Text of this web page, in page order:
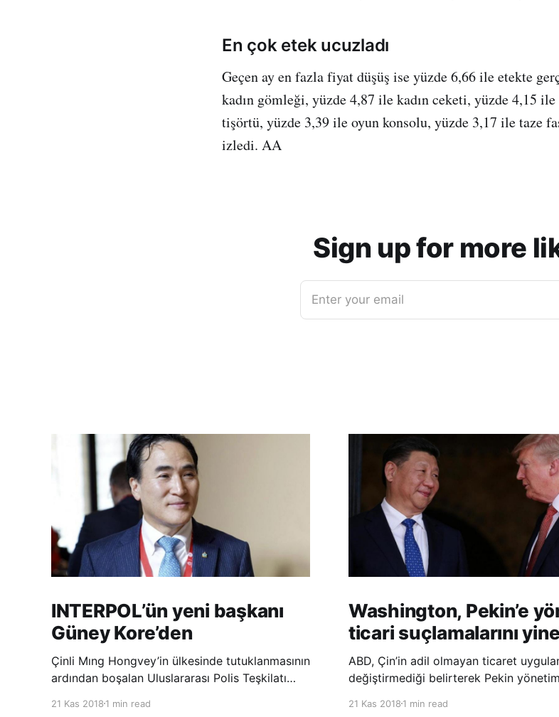
En çok etek ucuzladı
Geçen ay en fazla fiyat düşüş ise yüzde 6,66 ile etekte
kadın gömleği, yüzde 4,87 ile kadın ceketi, yüzde 4,15
tişörtü, yüzde 3,39 ile oyun konsolu, yüzde 3,17 ile taze
izledi. AA
Sign up for more
Enter your email
INTERPOL’ün yeni başkanı
Güney Kore’den
Çinli Mıng Hongvey’in ülkesinde tutuklanmasının
ardından boşalan Uluslararası Polis Teşkilatı
Jong Yang seçildi. INTERPOL Genel Kurulu’nun
21 Kas 2018 1 min read
Washington, Pekin’e
ticari suçlamalarını
ABD, Çin’in adil olmayan ticaret
değiştirmediği belirterek Pekin
Temsilciliği’nin Çin’in fikri mülkiyet ve
21 Kas 20181 min read